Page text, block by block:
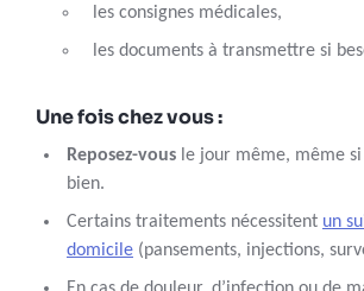
les consignes médicales,
les documents à transmettre si
Une fois chez vous :
Reposez-vous le jour même, même si
bien.
Certains traitements nécessitent un
domicile (pansements, injections,